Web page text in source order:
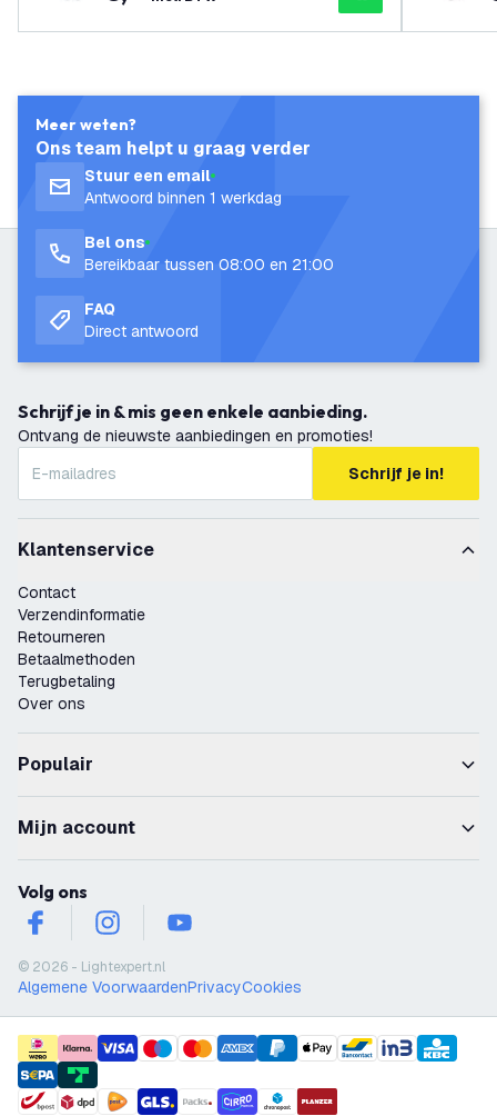
Meer weten?
Ons team helpt u graag verder
Stuur een email
Antwoord binnen 1 werkdag
Bel ons
Bereikbaar tussen 08:00 en 21:00
FAQ
Direct antwoord
Schrijf je in & mis geen enkele aanbieding.
Ontvang de nieuwste aanbiedingen en promoties!
Schrijf je in!
Klantenservice
Contact
Verzendinformatie
Retourneren
Betaalmethoden
Terugbetaling
Over ons
Populair
Mijn account
Volg ons
facebookinstagramyoutube
© 2026 - Lightexpert.nl
Algemene VoorwaardenPrivacyCookies
payment methods